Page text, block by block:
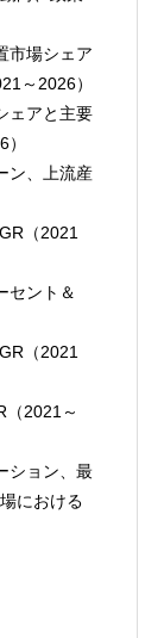
市場シェア
～2026）
ェアと主要
ン、上流産
（2021
セント＆
（2021
（2021～
ション、最
における